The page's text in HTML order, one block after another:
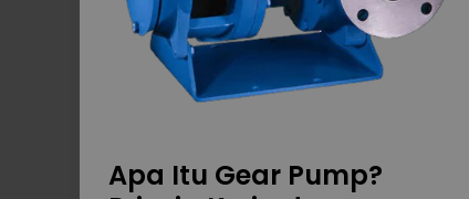
Apa Itu Gear Pump?
Fungsinya